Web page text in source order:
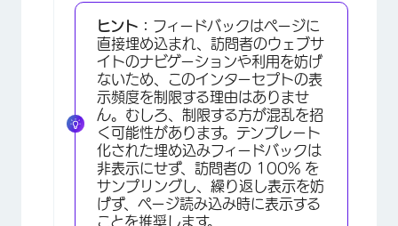
ヒント： フィードバックはページに
直接埋め込まれ、訪問者のウェブサ
イトのナビゲーションや利用を妨げ
ないため、このインターセプトの表
示頻度を制限する理由はありませ
ん。むしろ、制限する方が混乱を招
く可能性があります。テンプレート
化された埋め込みフィードバックは
非表示にせず、訪問者の 100% を
サンプリングし、繰り返し表示を妨
げず、ページ読み込み時に表示する
ことを推奨します。